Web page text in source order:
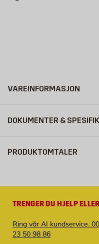
VAREINFORMASJON
DOKUMENTER &
PRODUKTOMTALER
TRENGER DU HJELP
Ring vår AI kundservice.
23 50 98 86